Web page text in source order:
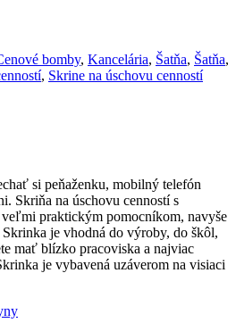
bomby, Kancelária, Šatňa, Šatňa,
, Skrine na úschovu cenností
si peňaženku, mobilný telefón
Skriňa na úschovu cenností s
praktickým pomocníkom, navyše
je vhodná do výroby, do škôl,
mať blízko pracoviska a najviac
je vybavená uzáverom na visiaci